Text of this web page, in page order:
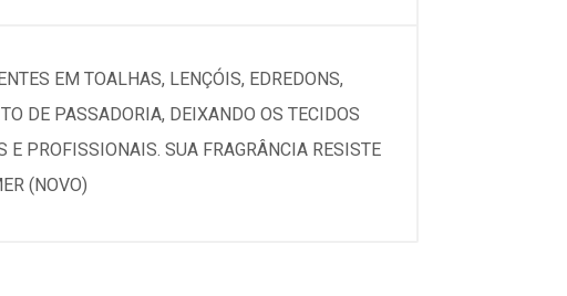
EM TOALHAS, LENÇÓIS, EDREDONS,
DE PASSADORIA, DEIXANDO OS TECIDOS
PROFISSIONAIS. SUA FRAGRÂNCIA RESISTE
(NOVO)